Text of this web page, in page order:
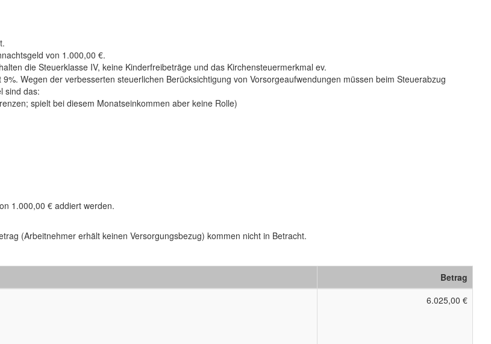
von 1.000,00 €.
die Steuerklasse IV, keine Kinderfreibeträge und das Kirchensteuermerkmal ev.
Wegen der verbesserten steuerlichen Berücksichtigung von Vorsorgeaufwendungen müssen beim Steuerabzug
sind das:
spielt bei diesem Monatseinkommen aber keine Rolle)
1.000,00 € addiert werden.
(Arbeitnehmer erhält keinen Versorgungsbezug) kommen nicht in Betracht.
Betrag
6.025,00 €